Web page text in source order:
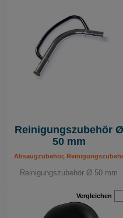
Reinigungszubehör Ø
50 mm
Absaugzubehör,
Reinigungszubehör Ø 50 mm
Vergleichen